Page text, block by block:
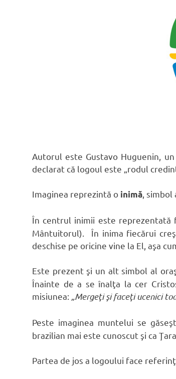
Autorul este Gustavo Huguenin,
declarat că logoul este „rodul
Imaginea reprezintă o inimă, simbol
În centrul inimii este reprezentată
Mântuitorul). În inima fiecărui
deschise pe oricine vine la El, aşa
Este prezent şi un alt simbol al
Înainte de a se înalţa la cer
misiunea: „Mergeţi şi faceţi ucenici
Peste imaginea muntelui se
brazilian mai este cunoscut şi ca
Partea de jos a logoului face